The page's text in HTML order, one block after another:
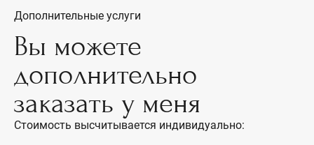
Дополнительные услуги
Вы можете
дополнительно
заказать у меня
Стоимость высчитывается индивидуально: